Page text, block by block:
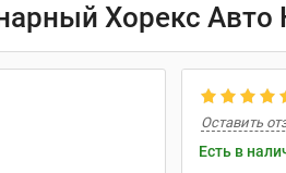
Хорекс Авто
Оставить
Есть в